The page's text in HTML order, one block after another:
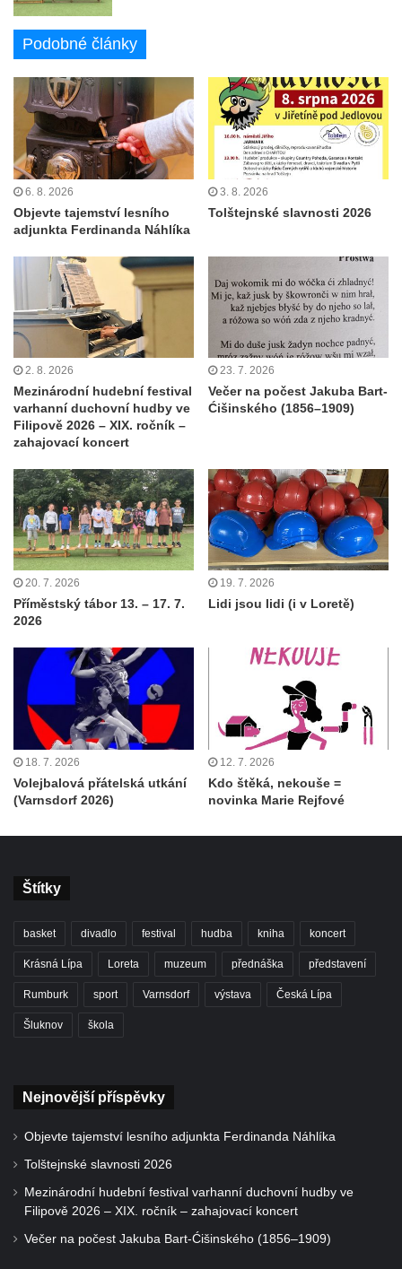
Podobné články
6. 8. 2026
Objevte tajemství lesního
adjunkta Ferdinanda Náhlíka
3. 8. 2026
Tolštejnské slavnosti 2026
2. 8. 2026
Mezinárodní hudební festival
varhanní duchovní hudby ve
Filipově 2026 – XIX. ročník –
zahajovací koncert
23. 7. 2026
Večer na počest Jakuba Bart-
Ćišinského (1856–1909)
20. 7. 2026
Příměstský tábor 13. – 17. 7.
2026
19. 7. 2026
Lidi jsou lidi (i v Loretě)
18. 7. 2026
Volejbalová přátelská utkání
(Varnsdorf 2026)
12. 7. 2026
Kdo štěká, nekouše =
novinka Marie Rejfové
Štítky
basket divadlo festival hudba kniha koncert
Krásná Lípa Loreta muzeum přednáška představení
Rumburk sport Varnsdorf výstava Česká Lípa
Šluknov škola
Nejnovější příspěvky
Objevte tajemství lesního adjunkta Ferdinanda Náhlíka
Tolštejnské slavnosti 2026
Mezinárodní hudební festival varhanní duchovní hudby ve
Filipově 2026 – XIX. ročník – zahajovací koncert
Večer na počest Jakuba Bart-Ćišinského (1856–1909)